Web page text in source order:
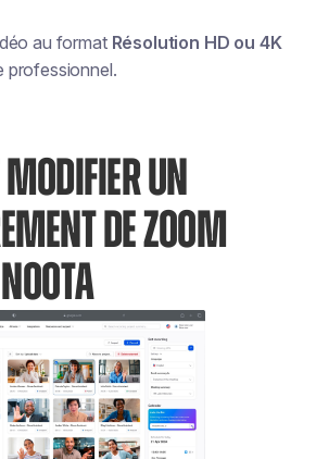
au format Résolution HD ou 4K
professionnel.
UN
DE ZOOM